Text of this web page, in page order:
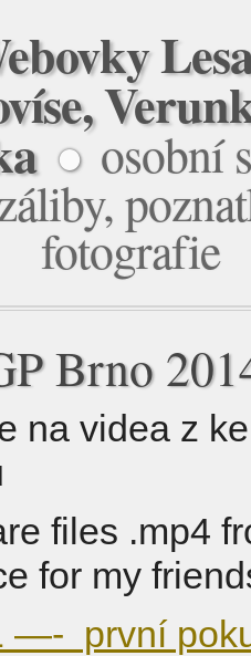
● osobní
fotografie
Brno
na videa z
files .mp4
for my
—- první